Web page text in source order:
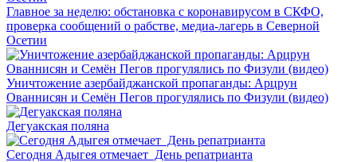
Главное за неделю: обстановка с коронавирусом в СКФО,
проверка сообщений о рабстве, медиа-лагерь в Северной
Осетии
Уничтожение азербайджанской пропаганды: Арцрун
Ованнисян и Семён Пегов прогулялись по Физули (видео)
Дегуакская поляна
Сегодня Адыгея отмечает День репатрианта